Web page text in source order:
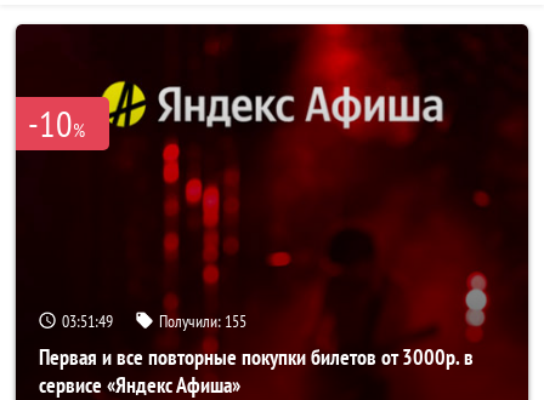
-10%
03:51:48 Получили: 155
Первая и все повторные покупки билетов от 3000р. в
сервисе «Яндекс Афиша»